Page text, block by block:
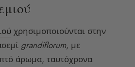
χρησιμοποιούνται στην
grandiflorum, με
άρωμα, ταυτόχρονα